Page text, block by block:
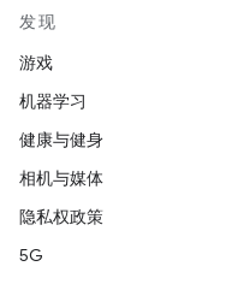
发现
游戏
机器学习
健康与健身
相机与媒体
隐私权政策
5G